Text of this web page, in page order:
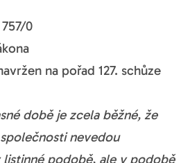
0
na pořad 127. schůze
době je zcela běžné, že
nevedou
podobě, ale v podobě